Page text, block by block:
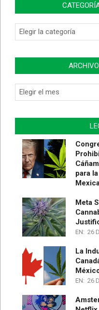
para
Meta
EN: 26
La
EN: 26